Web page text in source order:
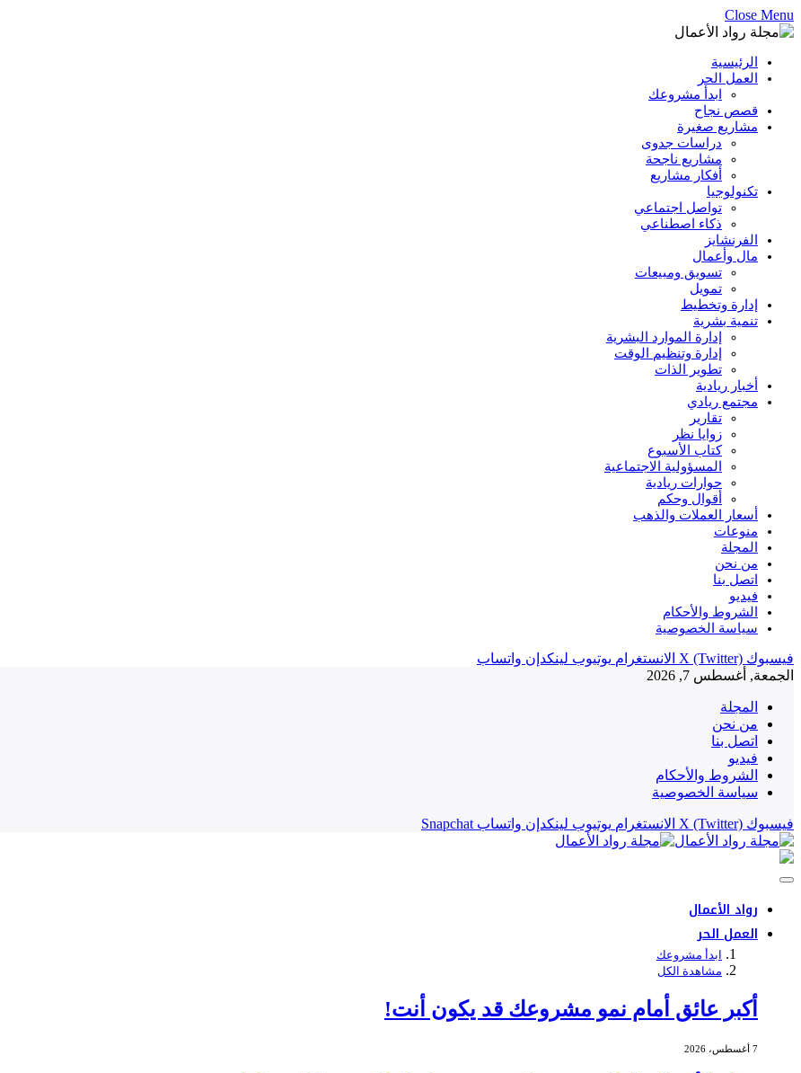
Close Menu
الرئيسية
العمل الحر
ابدأ مشروعك
قصص نجاح
مشاريع صغيرة
دراسات جدوى
مشاريع ناجحة
أفكار مشاريع
تكنولوجيا
تواصل اجتماعي
ذكاء اصطناعي
الفرنشايز
مال وأعمال
تسويق ومبيعات
تمويل
إدارة وتخطيط
تنمية بشرية
إدارة الموارد البشرية
إدارة وتنظيم الوقت
تطوير الذات
أخبار ريادية
مجتمع ريادي
تقارير
زوايا نظر
كتاب الأسبوع
المسؤولية الاجتماعية
حوارات ريادية
أقوال وحكم
أسعار العملات والذهب
منوعات
المجلة
من نحن
اتصل بنا
فيديو
الشروط والأحكام
سياسة الخصوصية
فيسبوك X (Twitter) الانستغرام يوتيوب لينكدإن واتساب
الجمعة, أغسطس 7, 2026
المجلة
من نحن
اتصل بنا
فيديو
الشروط والأحكام
سياسة الخصوصية
فيسبوك X (Twitter) الانستغرام يوتيوب لينكدإن واتساب Snapchat
رواد الأعمال
العمل الحر
ابدأ مشروعك
مشاهدة الكل
أكبر عائق أمام نمو مشروعك قد يكون أنت!
7 أغسطس، 2026